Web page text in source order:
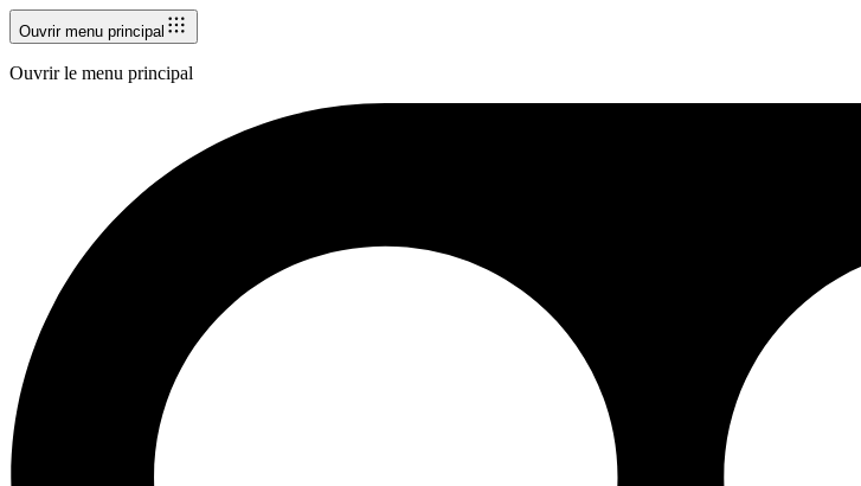
Ouvrir menu principal
Ouvrir le menu principal